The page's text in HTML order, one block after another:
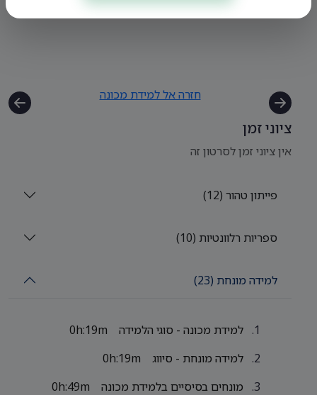
חזרה אל למידת מכונה
ציוני זמן
אין ציוני זמן לסרטון זה
פייתון טהור (12)
ספריות רלוונטיות (10)
למידה מונחת (23)
למידת מכונה - סוגי הלמידה
0h:19m
למידה מונחת - סיווג
0h:19m
מונחים בסיסיים בלמידת מכונה
0h:49m